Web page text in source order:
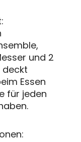
und 2
deckt
Essen
für jeden